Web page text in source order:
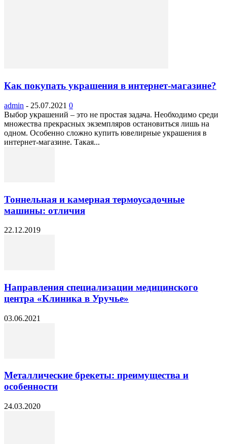
Как покупать украшения в интернет-магазине?
admin - 25.07.2021 0
Выбор украшений – это не простая задача. Необходимо среди
множества прекрасных экземпляров остановиться лишь на
одном. Особенно сложно купить ювелирные украшения в
интернет-магазине. Такая...
Тоннельная и камерная термоусадочные
машины: отличия
22.12.2019
Направления специализации медицинского
центра «Клиника в Уручье»
03.06.2021
Металлические брекеты: преимущества и
особенности
24.03.2020